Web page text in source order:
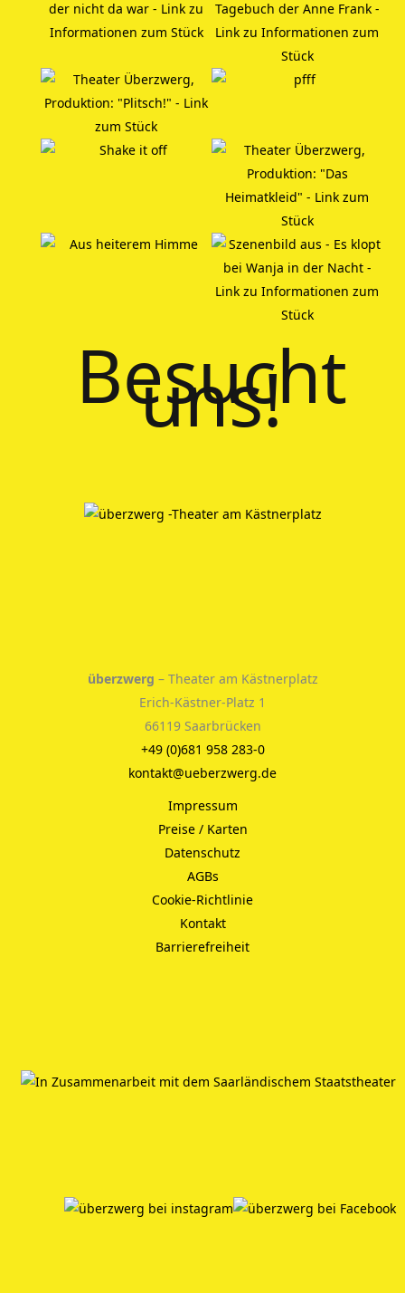
Besucht
uns!
überzwerg – Theater am Kästnerplatz
Erich-Kästner-Platz 1
66119 Saarbrücken
+49 (0)681 958 283-0
kontakt@ueberzwerg.de
Impressum
Preise / Karten
Datenschutz
AGBs
Cookie-Richtlinie
Kontakt
Barrierefreiheit